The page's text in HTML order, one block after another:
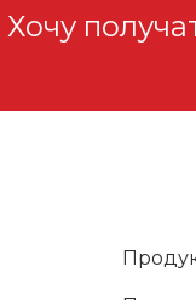
Хочу